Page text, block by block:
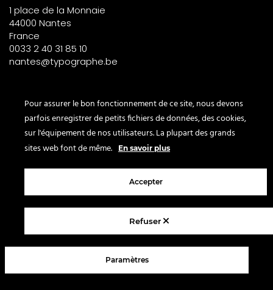
1 place de la Monnaie
44000 Nantes
France
0033 2 40 31 85 10
nantes@typographe.be
PARIS – France
Corner
le Bon Marché
24 rue de Sèvres
France
© 2025 Le Typographe - Brussels
Pour assurer le bon fonctionnement de ce site, nous devons
parfois enregistrer de petits fichiers de données, des cookies,
sur l'équipement de nos utilisateurs. La plupart des grands
sites web font de même.
En savoir plus
Accepter
Refuser
Paramètres